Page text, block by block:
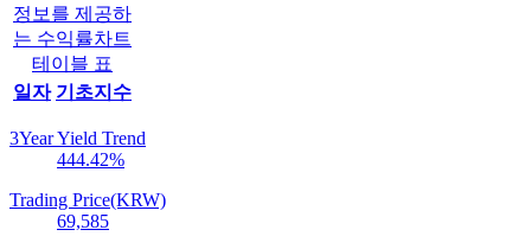
정보를 제공하
는 수익률차트
테이블 표
일자 기초지수
3Year Yield Trend
444.42%
Trading Price(KRW)
69,585